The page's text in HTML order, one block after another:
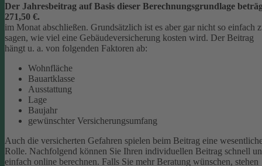
Der Jahresbeitrag auf Basis dieser Berechnungsgrundlage
271,50 €.
im Monat abschließen. Grundsätzlich ist es aber gar nicht so einfach
sagen, wie viel eine Gebäudeversicherung kosten wird. Der Beitrag
hängt u. a. von folgenden Faktoren ab:
Wohnfläche
Bauartklasse
Ausstattung
Lage
Baujahr
gewünschter Versicherungsumfang
Auch die versicherten Gefahren spielen beim Beitrag eine
Rolle. Nachfolgend können Sie Ihren individuellen Beitrag schnell
einfach online berechnen. Falls Sie mehr Beratung wünschen, stehen